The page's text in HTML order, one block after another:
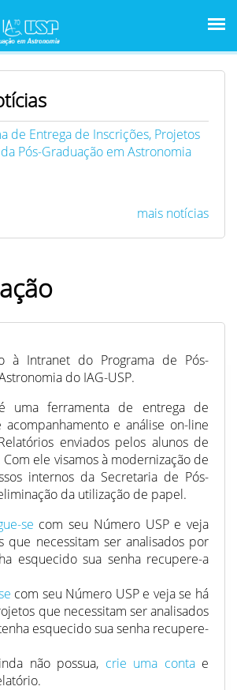
principal
de Entrega de Inscrições, Projetos
Pós-Graduação em Astronomia
mais notícias
à Intranet do Programa de Pós-
do IAG-USP.
uma ferramenta de entrega de
e análise on-line
enviados pelos alunos de
Com ele visamos à modernização de
internos da Secretaria de Pós-
da utilização de papel.
se com seu Número USP e veja
que necessitam ser analisados por
esquecido sua senha recupere-a
com seu Número USP e veja se há
que necessitam ser analisados
esquecido sua senha recupere-
não possua, crie uma contae